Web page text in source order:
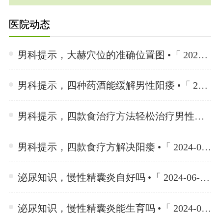
医院动态
男科提示，大赫穴位的准确位置图 •「 2024-06-19 」
男科提示，四种药酒能缓解男性阳痿 •「 2024-06-19 」
男科提示，四款食治疗方法轻松治疗男性阳痿 •「 2024-06-19 」
男科提示，四款食疗方解决阳痿 •「 2024-06-19 」
泌尿知识，慢性精囊炎自好吗 •「 2024-06-18 」
泌尿知识，慢性精囊炎能生育吗 •「 2024-06-18 」